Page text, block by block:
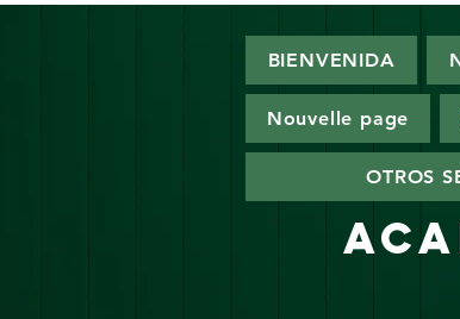
BIENVENIDA
Nouvelle page
OTROS